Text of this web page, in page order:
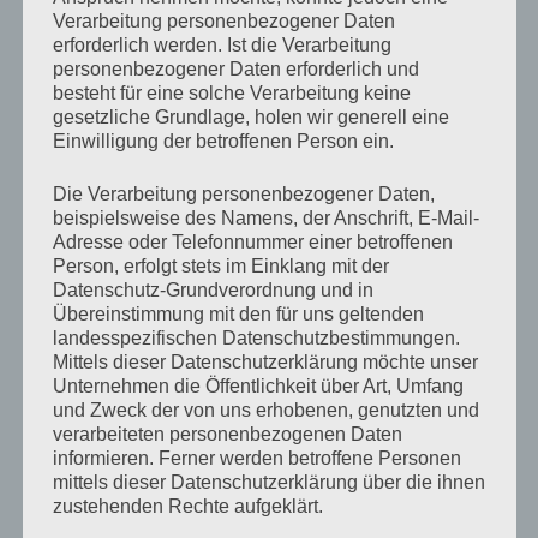
ich die Klänge bei seiner Frau fort.
Als der Mann wieder bereit war und er langsam
zu seinem Bett ging, hörte ich ihn leise zu
seiner Haushaltshilfe sagen:
„Mir geht es schon viel besser … ob das wohl
von den „Glocken“ kommt?“
Dieser Satz war so zart. So ehrlich. So
berührend.
Denn genau das ist es, was Klang manchmal
tut.
Er nimmt nichts weg.
Er zwingt nichts.
Verarbeitung personenbezogener Daten
erforderlich werden. Ist die Verarbeitung
personenbezogener Daten erforderlich und
besteht für eine solche Verarbeitung keine
gesetzliche Grundlage, holen wir generell eine
Einwilligung der betroffenen Person ein.
Die Verarbeitung personenbezogener Daten,
beispielsweise des Namens, der Anschrift, E-Mail-
Adresse oder Telefonnummer einer betroffenen
Person, erfolgt stets im Einklang mit der
Datenschutz-Grundverordnung und in
Übereinstimmung mit den für uns geltenden
landesspezifischen Datenschutzbestimmungen.
Mittels dieser Datenschutzerklärung möchte unser
Unternehmen die Öffentlichkeit über Art, Umfang
und Zweck der von uns erhobenen, genutzten und
verarbeiteten personenbezogenen Daten
informieren. Ferner werden betroffene Personen
mittels dieser Datenschutzerklärung über die ihnen
zustehenden Rechte aufgeklärt.